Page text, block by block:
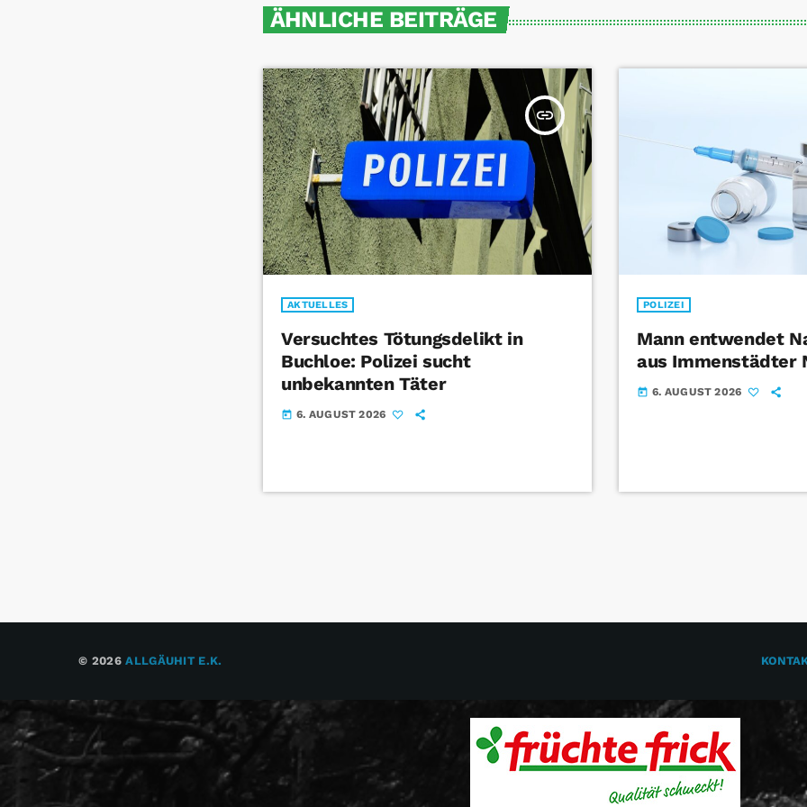
ÄHNLICHE BEITRÄGE
insert_link
AKTUELLES
Versuchtes Tötungsdelikt in
Buchloe: Polizei sucht
unbekannten Täter
today 6. AUGUST 2026
POLIZEI
Mann entwendet
aus Immenstädter
today 6. AUGUST 2026
© 2026ALLGÄUHIT E.K.